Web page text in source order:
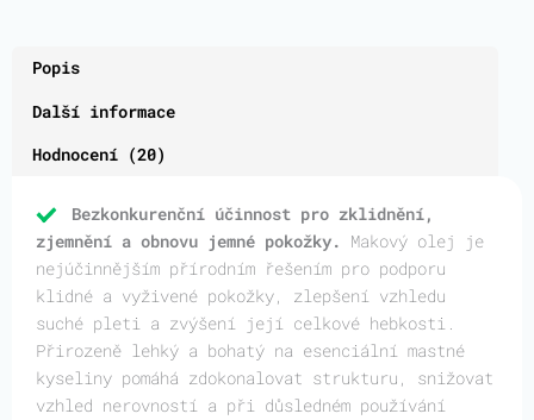
Popis
Další informace
Hodnocení (20)
Bezkonkurenční účinnost pro zklidnění,
zjemnění a obnovu jemné pokožky. Makový olej je
nejúčinnějším přírodním řešením pro podporu
klidné a vyživené pokožky, zlepšení vzhledu
suché pleti a zvýšení její celkové hebkosti.
Přirozeně lehký a bohatý na esenciální mastné
kyseliny pomáhá zdokonalovat strukturu, snižovat
vzhled nerovností a při důsledném používání